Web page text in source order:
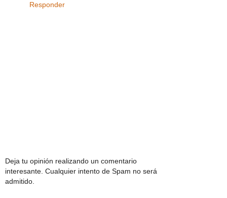
Responder
Deja tu opinión realizando un comentario
interesante. Cualquier intento de Spam no será
admitido.